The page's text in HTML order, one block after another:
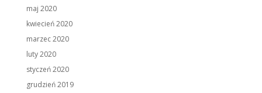
maj 2020
kwiecień 2020
marzec 2020
luty 2020
styczeń 2020
grudzień 2019